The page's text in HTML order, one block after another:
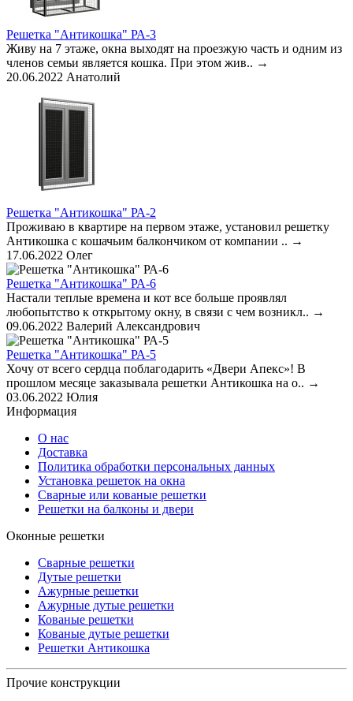
Решетка "Антикошка" РА-3
Живу на 7 этаже, окна выходят на проезжую часть и одним из
членов семьи является кошка. При этом жив.. →
20.06.2022 Анатолий
Решетка "Антикошка" РА-2
Проживаю в квартире на первом этаже, установил решетку
Антикошка с кошачьим балкончиком от компании .. →
17.06.2022 Олег
Решетка "Антикошка" РА-6
Настали теплые времена и кот все больше проявлял
любопытство к открытому окну, в связи с чем возникл.. →
09.06.2022 Валерий Александрович
Решетка "Антикошка" РА-5
Хочу от всего сердца поблагодарить «Двери Апекс»! В
прошлом месяце заказывала решетки Антикошка на о.. →
03.06.2022 Юлия
Информация
О нас
Доставка
Политика обработки персональных данных
Установка решеток на окна
Сварные или кованые решетки
Решетки на балконы и двери
Оконные решетки
Сварные решетки
Дутые решетки
Ажурные решетки
Ажурные дутые решетки
Кованые решетки
Кованые дутые решетки
Решетки Антикошка
Прочие конструкции